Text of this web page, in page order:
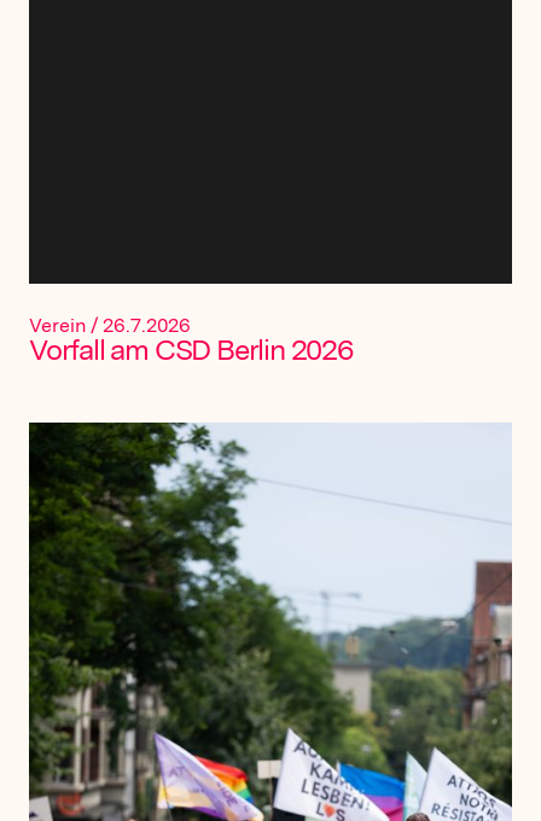
Verein / 26.7.2026
Vorfall am CSD Berlin 2026